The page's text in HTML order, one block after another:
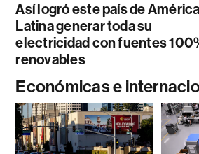
Así logró este país de América
Latina generar toda su
electricidad con fuentes
renovables
Económicas e